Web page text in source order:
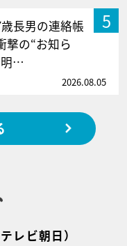
5
長男の連絡帳
撃の“お知ら
…
2026.08.05
テレビ朝日）